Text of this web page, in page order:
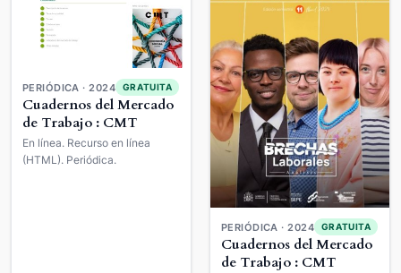
PERIÓDICA · 2024 GRATUITA
Cuadernos del Mercado
de Trabajo : CMT
En línea. Recurso en línea
(HTML). Periódica.
PERIÓDICA · 2024 GRATUITA
Cuadernos del Mercado
de Trabajo : CMT